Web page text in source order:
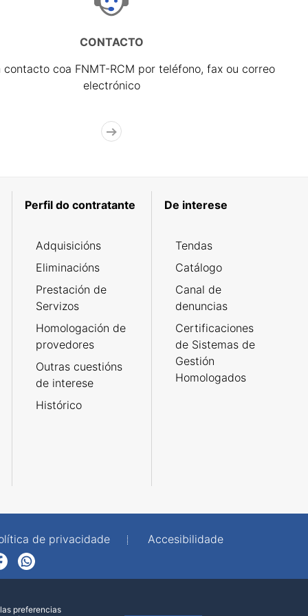
CONTACTO
contacto coa FNMT-RCM por teléfono, fax ou correo
electrónico
Perfil do contratante
Adquisicións
Eliminacións
Prestación de
Servizos
Homologación de
provedores
Outras cuestións
de interese
Histórico
De interese
Tendas
Catálogo
Canal de
denuncias
Certificaciones
de Sistemas de
Gestión
Homologados
de privacidade
Accesibilidade
preferencias